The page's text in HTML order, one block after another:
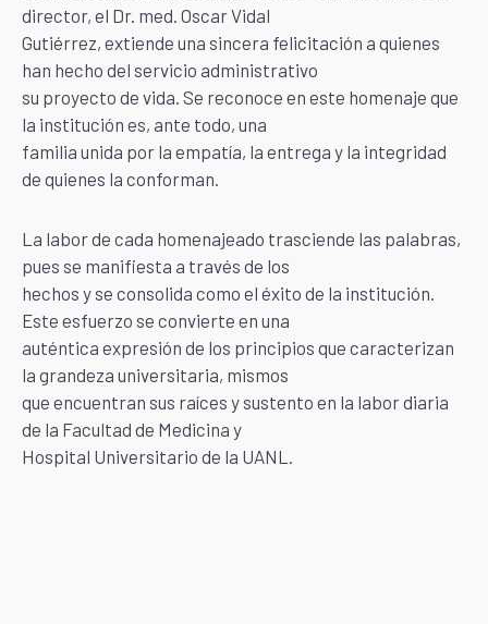
director, el Dr. med. Oscar Vidal
Gutiérrez, extiende una sincera felicitación a quienes
han hecho del servicio administrativo
su proyecto de vida. Se reconoce en este homenaje que
la institución es, ante todo, una
familia unida por la empatía, la entrega y la integridad
de quienes la conforman.
La labor de cada homenajeado trasciende las palabras,
pues se manifiesta a través de los
hechos y se consolida como el éxito de la institución.
Este esfuerzo se convierte en una
auténtica expresión de los principios que caracterizan
la grandeza universitaria, mismos
que encuentran sus raíces y sustento en la labor diaria
de la Facultad de Medicina y
Hospital Universitario de la UANL.